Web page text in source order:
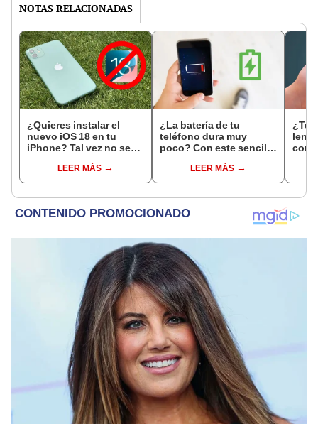
NOTAS RELACIONADAS
¿Quieres instalar el
nuevo iOS 18 en tu
iPhone? Tal vez no sea
smartphone es antiguo
LEER MÁS
¿La batería de tu
teléfono dura muy
poco? Con este sencillo
un 11% de energía en tu
smartphone
LEER MÁS
¿Tu